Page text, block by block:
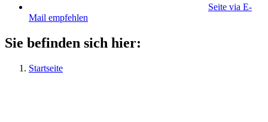
Seite via E-
Mail empfehlen
Sie befinden sich hier:
Startseite